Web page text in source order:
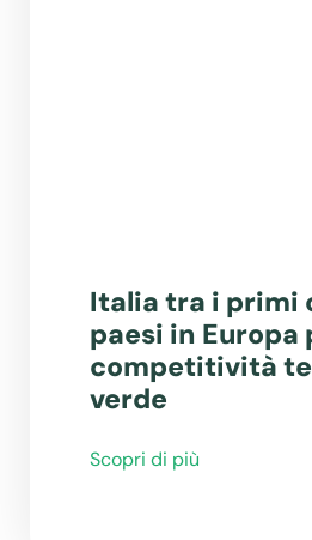
Italia tra i primi
paesi in Europa
competitività
verde
Scopri di più